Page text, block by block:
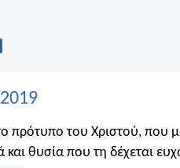
πρότυπο του Χριστού, που
θυσία που τη δέχεται